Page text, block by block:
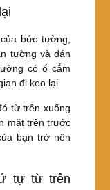
bức tường,
tường và dán
có ổ cắm
đi keo lại.
từ trên xuống
mặt trên trước
bạn trở nên
tự từ trên